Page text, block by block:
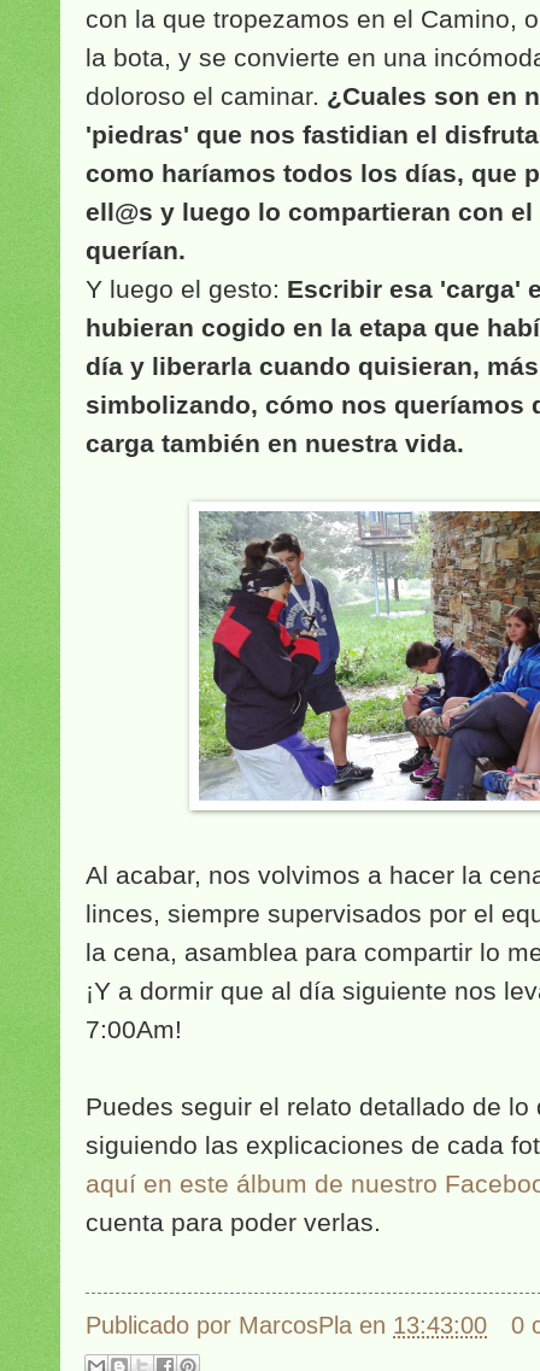
con la que tropezamos en el Camino,
la bota, y se convierte en una
doloroso el caminar. ¿Cuales son en
'piedras' que nos fastidian el
como haríamos todos los días, que
ell@s y luego lo compartieran con
querían.
Y luego el gesto: Escribir esa 'carga'
hubieran cogido en la etapa que
día y liberarla cuando quisieran,
simbolizando, cómo nos queríamos
carga también en nuestra vida.
Al acabar, nos volvimos a hacer la
linces, siempre supervisados por el
la cena, asamblea para compartir lo
¡Y a dormir que al día siguiente nos
7:00Am!
Puedes seguir el relato detallado de
siguiendo las explicaciones de cada
aquí en este álbum de nuestro
cuenta para poder verlas.
Publicado por MarcosPla en 13:43:00 0